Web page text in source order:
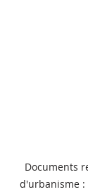
Documents
d'urbanisme